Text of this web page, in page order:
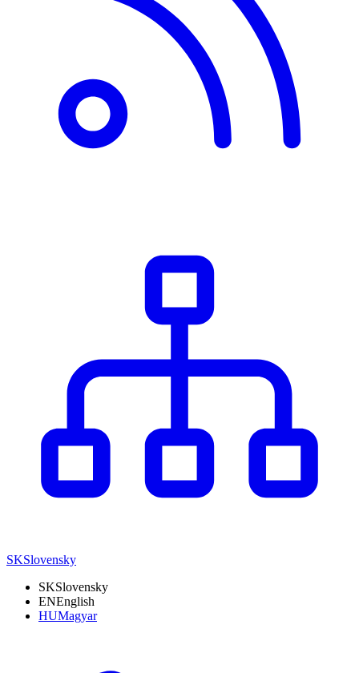
SKSlovensky
SKSlovensky
ENEnglish
HUMagyar